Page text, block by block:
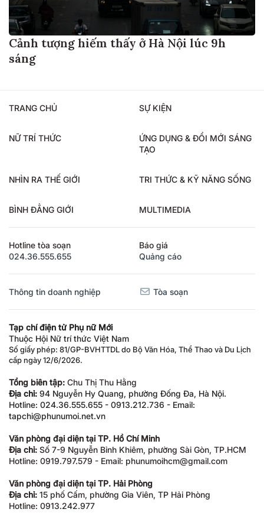
Cảnh tượng hiếm thấy ở Hà Nội lúc 9h
sáng
TRANG CHỦ SỰ KIỆN
NỮ TRÍ THỨC
ỨNG DỤNG & ĐỔI MỚI SÁNG
TẠO
NHÌN RA THẾ GIỚI TRI THỨC & KỸ NĂNG SỐNG
BÌNH ĐẲNG GIỚI MULTIMEDIA
Hotline tòa soạn
024.36.555.655
Báo giá
Quảng cáo
Thông tin doanh nghiệp Tòa soạn
Tạp chí điện tử Phụ nữ Mới
Thuộc Hội Nữ trí thức Việt Nam
Số giấy phép: 81/GP-BVHTTDL do Bộ Văn Hóa, Thể Thao và Du Lịch
cấp ngày 12/6/2026.
Tổng biên tập: Chu Thị Thu Hằng
Địa chỉ: 94 Nguyễn Hy Quang, phường Đống Đa, Hà Nội.
Hotline: 024.36.555.655 - 0913.212.736 - Email:
tapchi@phunumoi.net.vn
Văn phòng đại diện tại TP. Hồ Chí Minh
Địa chỉ: Số 7-9 Nguyễn Bỉnh Khiêm, phường Sài Gòn, TP.HCM
Hotline: 0919.797.579 - Email: phunumoihcm@gmail.com
Văn phòng đại diện tại TP. Hải Phòng
Địa chỉ: 15 phố Cấm, phường Gia Viên, TP Hải Phòng
Hotline: 0913.242.977